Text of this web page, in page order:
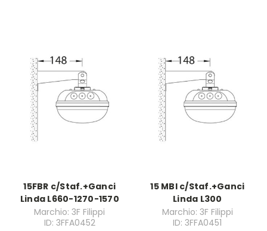
15FBR c/Staf.+Ganci
Linda L660-1270-1570
Marchio: 3F Filippi
ID: 3FFA0452
15 MBI c/Staf.+Ganci
Linda L300
Marchio: 3F Filippi
ID: 3FFA0451